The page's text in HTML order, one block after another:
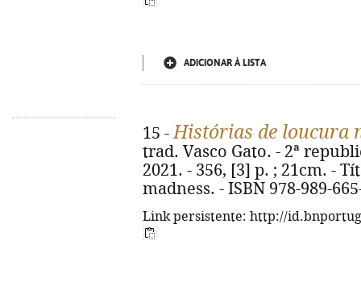
ADICIONAR À LISTA
15 -Histórias de loucura
trad. Vasco Gato. - 2ª
2021. - 356, [3] p. ; 21cm. -
madness. - ISBN 978-989-
Link persistente: http://